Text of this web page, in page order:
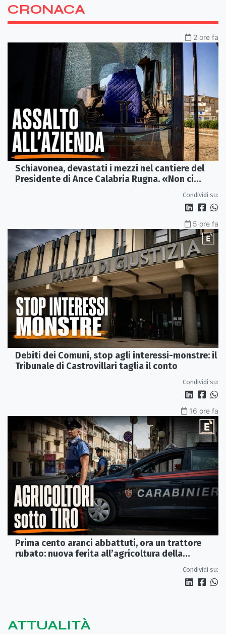
CRONACA
2 ore fa
Schiavonea, devastati i mezzi nel cantiere del
Presidente di Ance Calabria Rugna. «Non ci
Condividi su:
5 ore fa
Debiti dei Comuni, stop agli interessi-monstre: il
Tribunale di Castrovillari taglia il conto
Condividi su:
16 ore fa
Prima cento aranci abbattuti, ora un trattore
rubato: nuova ferita all’agricoltura della
Condividi su:
ATTUALITÀ